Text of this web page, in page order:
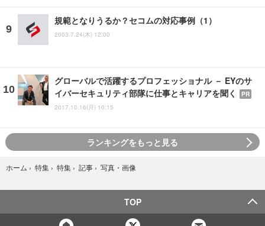
規範となりうるか？セコムの対応事例（1）
2003.7.24(木) 12:00
グローバルで活躍するプロフェッショナル － EYのサ
イバーセキュリティ部隊に仕事とキャリアを聞く
PR
2017.10.16(月) 10:15
ランキングをもっと見る
ホーム › 特集 › 特集 › 記事 › 写真・画像
TOP